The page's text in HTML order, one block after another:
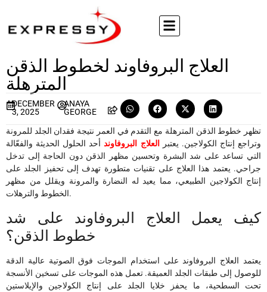
العلاج البروفاوند لخطوط الذقن
المترهلة
DECEMBER
3, 2025
ANAYA
GEORGE
تظهر خطوط الذقن المترهلة مع التقدم في العمر نتيجة فقدان الجلد للمرونة
وتراجع إنتاج الكولاجين. يعتبرالعلاج البروفاوندأحد الحلول الحديثة والفعّالة
التي تساعد على شد البشرة وتحسين مظهر الذقن دون الحاجة إلى تدخل
جراحي. يعتمد هذا العلاج على تقنيات متطورة تهدف إلى تحفيز الجلد على
إنتاج الكولاجين الطبيعي، مما يعيد له النضارة والمرونة ويقلل من مظهر
الخطوط والترهلات.
كيف يعمل العلاج البروفاوند على شد
خطوط الذقن؟
يعتمد العلاج البروفاوند على استخدام الموجات فوق الصوتية عالية الدقة
للوصول إلى طبقات الجلد العميقة. تعمل هذه الموجات على تسخين الأنسجة
تحت السطحية، ما يحفز خلايا الجلد على إنتاج الكولاجين والإيلاستين